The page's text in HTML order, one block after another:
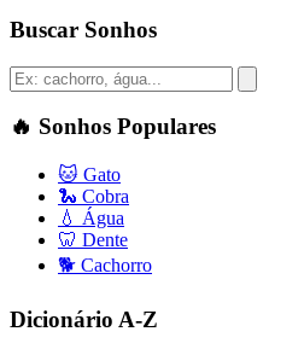
Buscar Sonhos
🔥 Sonhos Populares
🐱 Gato
🐍 Cobra
💧 Água
🦷 Dente
🐕 Cachorro
Dicionário A-Z